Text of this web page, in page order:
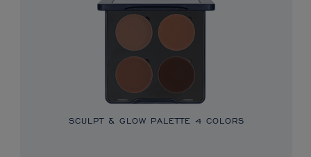
SCULPT & GLOW PALETTE 4 COLORS